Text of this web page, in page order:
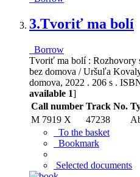
3.Tvoriť ma bolí
Borrow
Tvoriť ma bolí : Rozhovory
bez domova / Uršuľa
domova, 2022 . 206 s .
available 1]
Call number Track No.
M 7919 X
47238
To the basket
Bookmark
Selected documents